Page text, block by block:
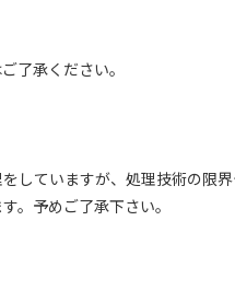
了承ください。
していますが、処理技術の限
。予めご了承下さい。